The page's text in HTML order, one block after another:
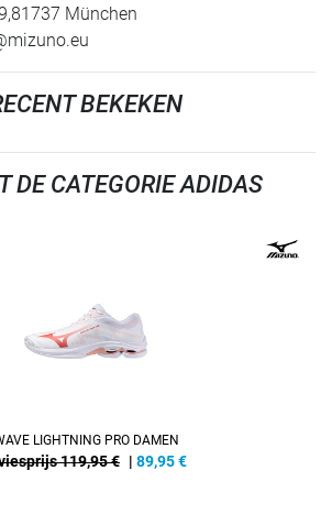
München
BEKEKEN
DE CATEGORIE ADIDAS
LIGHTNING PRO DAMEN
119,95 € | 89,95€